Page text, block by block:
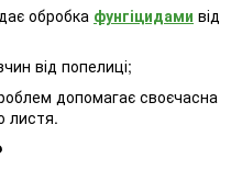
обробка фунгіцидами від
від попелиці;
допомагає своєчасна
листя.